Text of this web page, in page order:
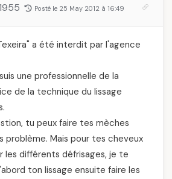
Posté le 25 May 2012 à 16:49
a été interdit par l'agence
une professionnelle de la
de la technique du lissage
tu peux faire tes mèches
problème. Mais pour tes cheveux
les différents défrisages, je te
ton lissage ensuite faire les